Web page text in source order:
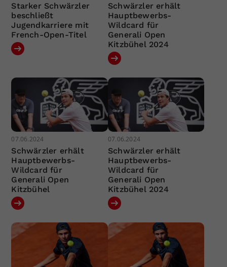
Starker Schwärzler
beschließt
Jugendkarriere mit
French-Open-Titel
Schwärzler erhält
Hauptbewerbs-
Wildcard für
Generali Open
Kitzbühel 2024
07.06.2024
Schwärzler erhält
Hauptbewerbs-
Wildcard für
Generali Open
Kitzbühel
07.06.2024
Schwärzler erhält
Hauptbewerbs-
Wildcard für
Generali Open
Kitzbühel 2024